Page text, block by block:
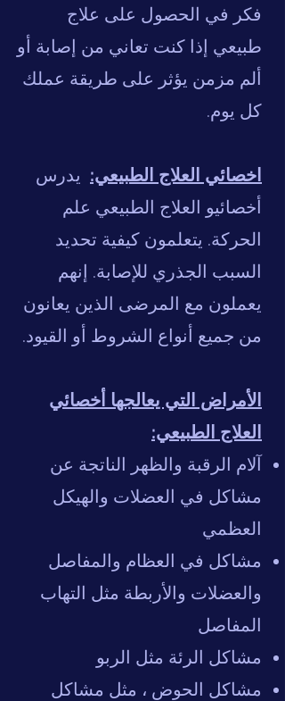
فكر في الحصول على علاج
طبيعي إذا كنت تعاني من إصابة أو
ألم مزمن يؤثر على طريقة عملك
كل يوم.
اخصائي العلاج الطبيعي: يدرس
أخصائيو العلاج الطبيعي علم
الحركة. يتعلمون كيفية تحديد
السبب الجذري للإصابة. إنهم
يعملون مع المرضى الذين يعانون
من جميع أنواع الشروط أو القيود.
الأمراض التي يعالجها أخصائي
العلاج الطبيعي:
آلام الرقبة والظهر الناتجة عن
مشاكل في العضلات والهيكل
العظمي
مشاكل في العظام والمفاصل
والعضلات والأربطة مثل التهاب
المفاصل
مشاكل الرئة مثل الربو
مشاكل الحوض ، مثل مشاكل